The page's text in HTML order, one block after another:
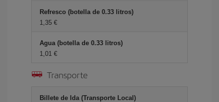
Refresco (botella de 0.33 litros)
1,35 €
Agua (botella de 0.33 litros)
1,01 €
Transporte
Billete de Ida (Transporte Local)